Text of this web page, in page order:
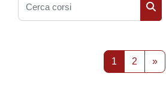
1 Pagina 1
2Pagina
»